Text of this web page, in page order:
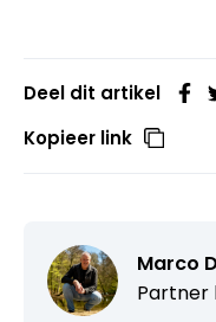
Deel dit artikel
Kopieer link
Marco
Partner